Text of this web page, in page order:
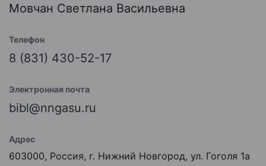
Мовчан Светлана Васильевна
Телефон
8 (831) 430-52-17
Электронная почта
bibl@nngasu.ru
Адрес
603000, Россия, г. Нижний Новгород, ул. Гоголя 1а